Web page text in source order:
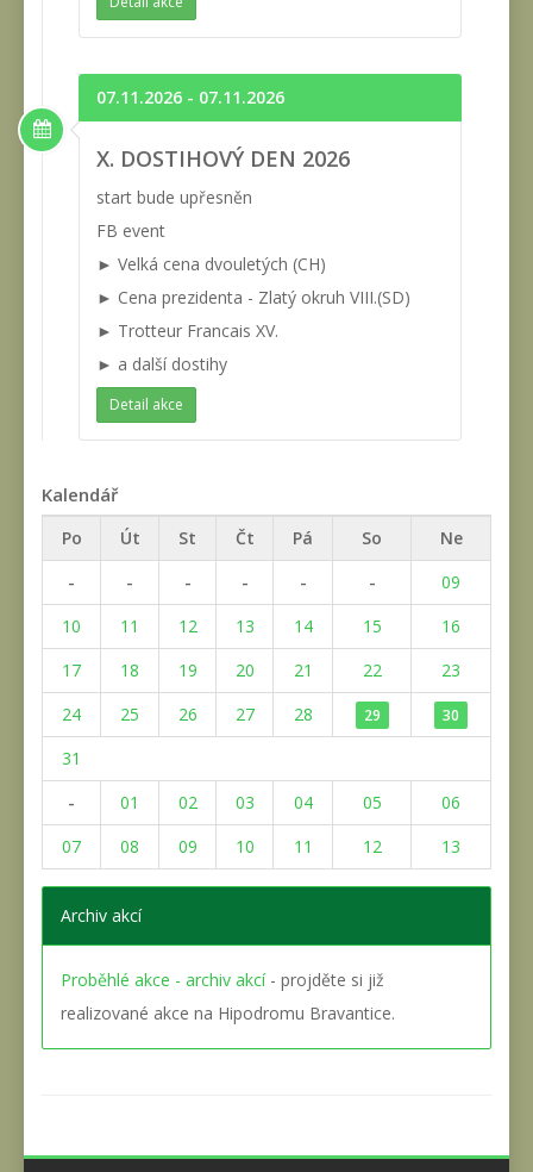
07.11.2026 - 07.11.2026
X. DOSTIHOVÝ DEN 2026
start bude upřesněn
FB event
► Velká cena dvouletých (CH)
► Cena prezidenta - Zlatý okruh VIII.(SD)
► Trotteur Francais XV.
► a další dostihy
Detail akce
Kalendář
Po Út St Čt Pá So
Ne
-
- - - - -
09
10
11 12 13 14 15
16
17
18 19 20 21 22
23
24
25 26 27 28 29 30
31
-
01 02 03 04 05
06
07
08 09 10 11 12 13
Archiv akcí
Proběhlé akce - archiv akcí- projděte si již
realizované akce na Hipodromu Bravantice.